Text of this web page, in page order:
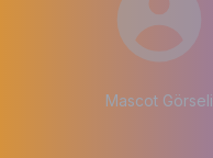
Mascot Görseli